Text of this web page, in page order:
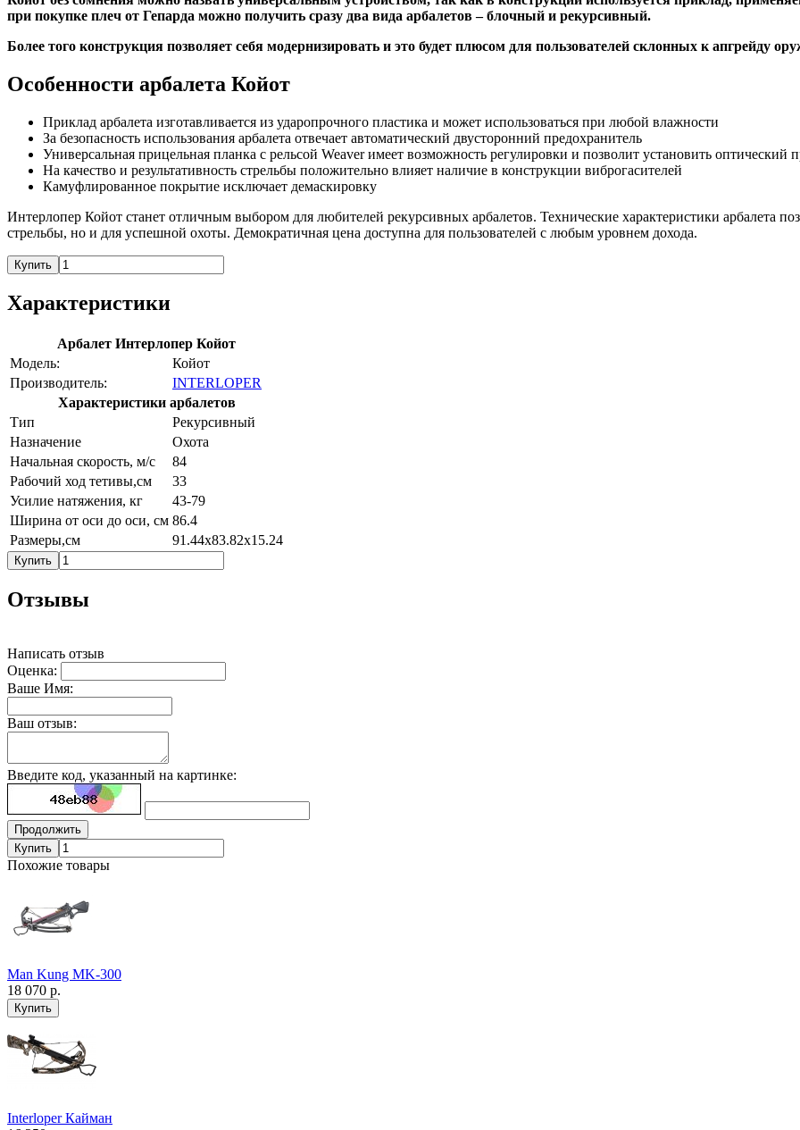
при покупке плеч от Гепарда можно получить сразу два вида арбалетов – блочный и рекурсивный.
Более того конструкция позволяет себя модернизировать и это будет плюсом для пользователей склонных к апгрейду
Особенности арбалета Койот
Приклад арбалета изготавливается из ударопрочного пластика и может использоваться при любой влажности
За безопасность использования арбалета отвечает автоматический двусторонний предохранитель
Универсальная прицельная планка с рельсой Weaver имеет возможность регулировки и позволит установить оптический
На качество и результативность стрельбы положительно влияет наличие в конструкции виброгасителей
Камуфлированное покрытие исключает демаскировку
Интерлопер Койот станет отличным выбором для любителей рекурсивных арбалетов. Технические характеристики арбалета
стрельбы, но и для успешной охоты. Демократичная цена доступна для пользователей с любым уровнем дохода.
Купить
Характеристики
Арбалет Интерлопер Койот
Модель:
Койот
Производитель:
INTERLOPER
Характеристики арбалетов
Тип
Рекурсивный
Назначение
Охота
Начальная скорость, м/с
84
Рабочий ход тетивы,см
33
Усилие натяжения, кг
43-79
Ширина от оси до оси, см 86.4
Размеры,см
91.44x83.82x15.24
Купить
Отзывы
Написать отзыв
Оценка:
Ваше Имя:
Ваш отзыв:
Введите код, указанный на картинке:
Продолжить
Купить
Похожие товары
Man Kung MK-300
18 070 р.
Interloper Кайман